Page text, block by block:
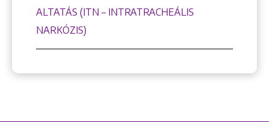
ALTATÁS (ITN – INTRATRACHEÁLIS
NARKÓZIS)